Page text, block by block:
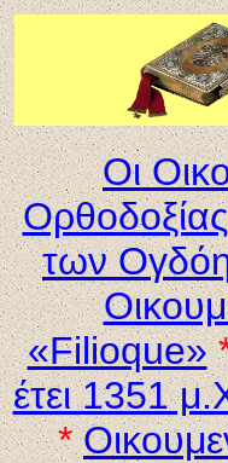
Οι
Ορθοδοξίας
των
«Filioque»
έτει 1351
*